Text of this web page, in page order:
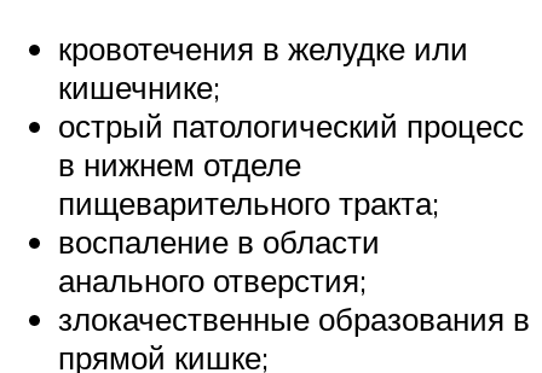
кровотечения в желудке или
кишечнике;
острый патологический процесс
в нижнем отделе
пищеварительного тракта;
воспаление в области
анального отверстия;
злокачественные образования в
прямой кишке;